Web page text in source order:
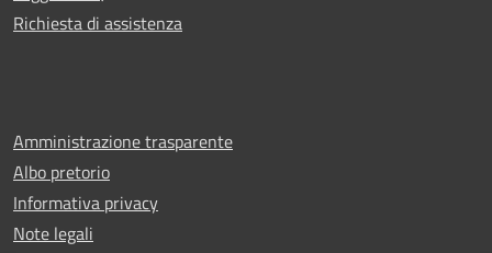
Richiesta di assistenza
Amministrazione trasparente
Albo pretorio
Informativa privacy
Note legali